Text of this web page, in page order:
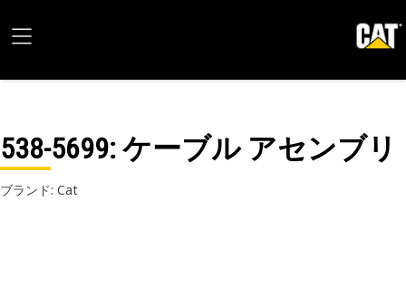
538-5699: ケーブル アセンブリ
ブランド: Cat